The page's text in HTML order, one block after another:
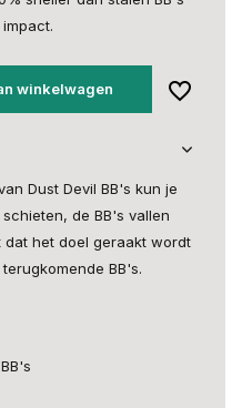
winkelwagen
Dust Devil BB's kun je
de BB's vallen
dat het doel geraakt wordt
BB's.